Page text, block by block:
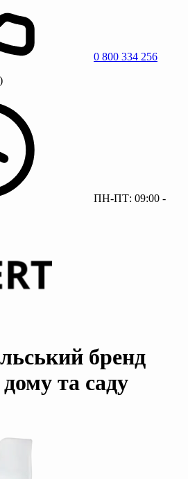
0 800 334 256
ПН-ПТ: 09:00 -
бренд
та саду